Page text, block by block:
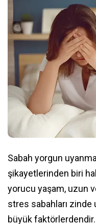
Sabah yorgun
şikayetlerinden biri
yorucu yaşam, uzun
stres sabahları zinde
büyük faktörlerdendir.